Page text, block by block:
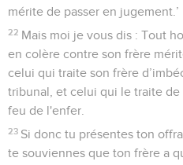
mérite de passer en jugement.’
22 Mais moi je vous dis : Tout
en colère contre son frère
celui qui traite son frère
tribunal, et celui qui le traite
feu de l'enfer.
23 Si donc tu présentes ton
te souviennes que ton frère a